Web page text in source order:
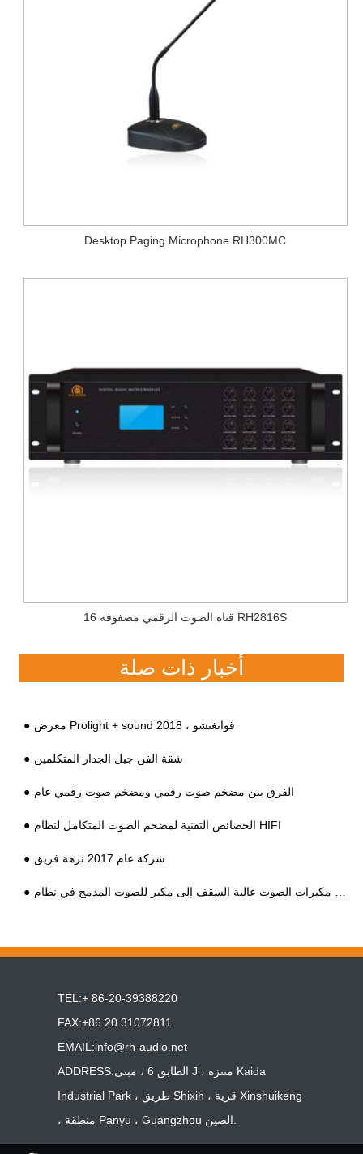
Desktop Paging Microphone RH300MC
16 قناة الصوت الرقمي مصفوفة RH2816S
أخبار ذات صلة
معرض Prolight + sound 2018 ، قوانغتشو
شقة الفن جبل الجدار المتكلمين
الفرق بين مضخم صوت رقمي ومضخم صوت رقمي عام
الخصائص التقنية لمضخم الصوت المتكامل لنظام HIFI
شركة عام 2017 نزهة فريق
TEL:+ 86-20-39388220
FAX:+86 20 31072811
EMAIL:info@rh-audio.net
ADDRESS:الطابق 6 ، مبنى J ، منتزه Kaida
Industrial Park ، طريق Shixin ، قرية Xinshuikeng
، منطقة Panyu ، Guangzhou الصين.